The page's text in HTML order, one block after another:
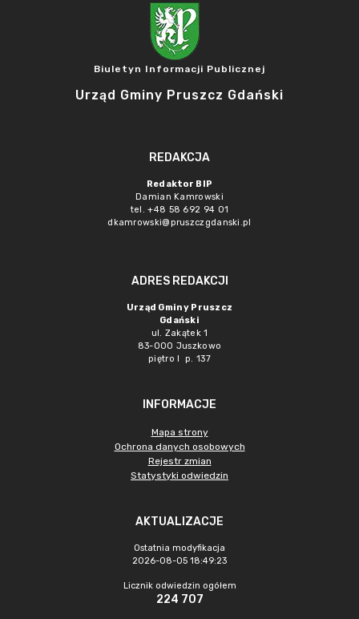
Biuletyn Informacji Publicznej
Urząd Gminy Pruszcz Gdański
REDAKCJA
Redaktor BIP
Damian Kamrowski
tel. +48 58 692 94 01
dkamrowski@pruszczgdanski.pl
ADRES REDAKCJI
Urząd Gminy Pruszcz
Gdański
ul. Zakątek 1
83-000 Juszkowo
piętro I p. 137
INFORMACJE
Mapa strony
Ochrona danych osobowych
Rejestr zmian
Statystyki odwiedzin
AKTUALIZACJE
Ostatnia modyfikacja
2026-08-05 18:49:23
Licznik odwiedzin ogółem
224 707